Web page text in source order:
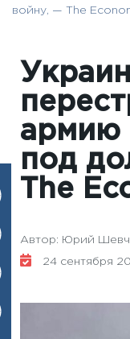
войну, — The
армию
под
The
Автор: Юрий
24 сентября